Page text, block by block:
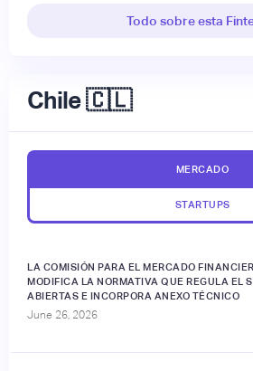
Todo sobre esta
Chile 🇨🇱
MERCADO
STARTUPS
LA COMISIÓN PARA EL MERCADO
MODIFICA LA NORMATIVA QUE REGULA EL
ABIERTAS E INCORPORA ANEXO TÉCNICO
June 26, 2026